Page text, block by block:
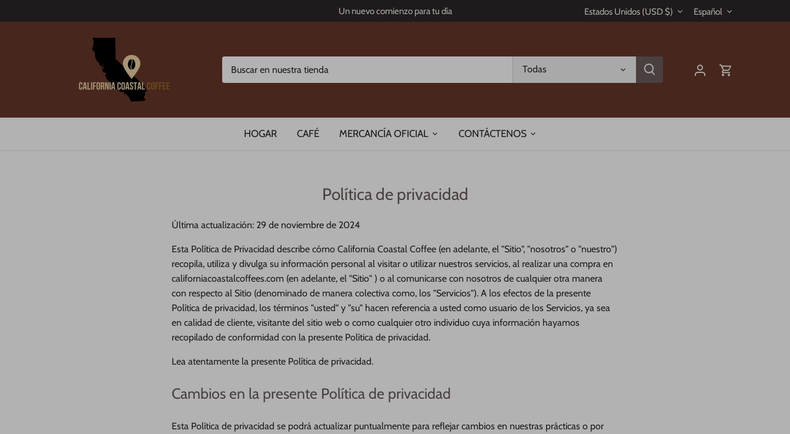
Un nuevo comienzo para tu día Moneda
Estados Unidos (USD $) Idioma
Español
Todas
HOGAR CAFÉ MERCANCÍA OFICIAL CONTÁCTENOS
Política de privacidad
Última actualización: 29 de noviembre de 2024
Esta Política de Privacidad describe cómo California Coastal Coffee (en adelante, el "Sitio", "nosotros" o "nuestro")
recopila, utiliza y divulga su información personal al visitar o utilizar nuestros servicios, al realizar una compra en
californiacoastalcoffees.com (en adelante, el "Sitio" ) o al comunicarse con nosotros de cualquier otra manera
con respecto al Sitio (denominado de manera colectiva como, los "Servicios"). A los efectos de la presente
Política de privacidad, los términos "usted" y "su" hacen referencia a usted como usuario de los Servicios, ya sea
en calidad de cliente, visitante del sitio web o como cualquier otro individuo cuya información hayamos
recopilado de conformidad con la presente Política de privacidad.
Lea atentamente la presente Política de privacidad.
Cambios en la presente Política de privacidad
Esta Política de privacidad se podrá actualizar puntualmente para reflejar cambios en nuestras prácticas o por